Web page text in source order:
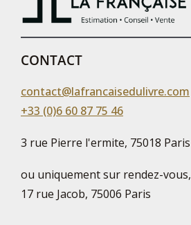
CONTACT
contact@lafrancaisedulivre.com
+33 (0)6 60 87 75 46
3 rue Pierre l'ermite, 75018 Paris
ou uniquement sur rendez-vous,
17 rue Jacob, 75006 Paris